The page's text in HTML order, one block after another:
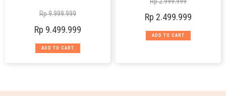
Rp9.999.999
Rp 9.499.999
ADD TO CART
Rp 2.499.999
ADD TO CART